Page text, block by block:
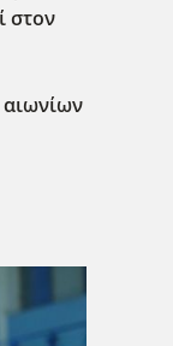
στον
αιωνίων